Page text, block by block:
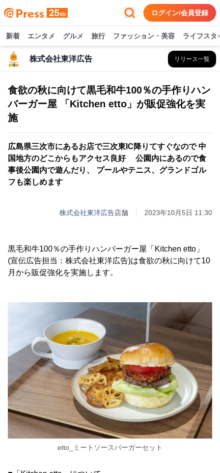
ログイン/会員登録
新着 エンタメ グルメ 旅行 ファッション・美容 ライフスタ
株式会社東洋広告 リリース一覧
食欲の秋に向けて黒毛和牛100％の手作りハン
バーガー屋 「Kitchen etto」が販促強化を実
施
広島県三次市にあるお店で三次東IC降りてすぐなので 中
国地方のどこからもアクセス良好 公園内にあるので食
事後公園内で遊んだり、 プールやテニス、グランドゴル
フも楽しめます
株式会社東洋広告店舗 2023年10月5日 11:30
黒毛和牛100％の手作りハンバーガー屋「Kitchen etto」
(宣伝広告担当：株式会社東洋広告)は食欲の秋に向けて10
月から販促強化を実施します。
etto_ミートソースバーガーセット